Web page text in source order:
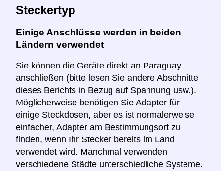
Steckertyp
Einige Anschlüsse werden in beiden
Ländern verwendet
Sie können die Geräte direkt an Paraguay
anschließen (bitte lesen Sie andere Abschnitte
dieses Berichts in Bezug auf Spannung usw.).
Möglicherweise benötigen Sie Adapter für
einige Steckdosen, aber es ist normalerweise
einfacher, Adapter am Bestimmungsort zu
finden, wenn Ihr Stecker bereits im Land
verwendet wird. Manchmal verwenden
verschiedene Städte unterschiedliche Systeme.